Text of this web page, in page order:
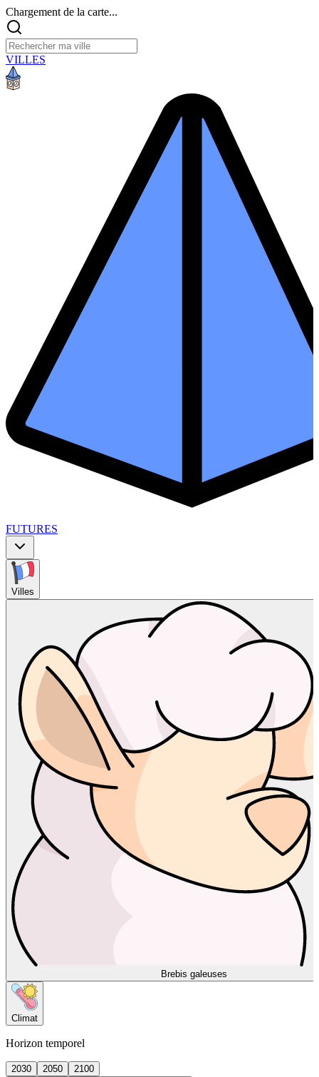
Chargement de la carte...
VILLES
FUTURES
Villes
Brebis galeuses
Climat
Horizon temporel
2030 2050
2100